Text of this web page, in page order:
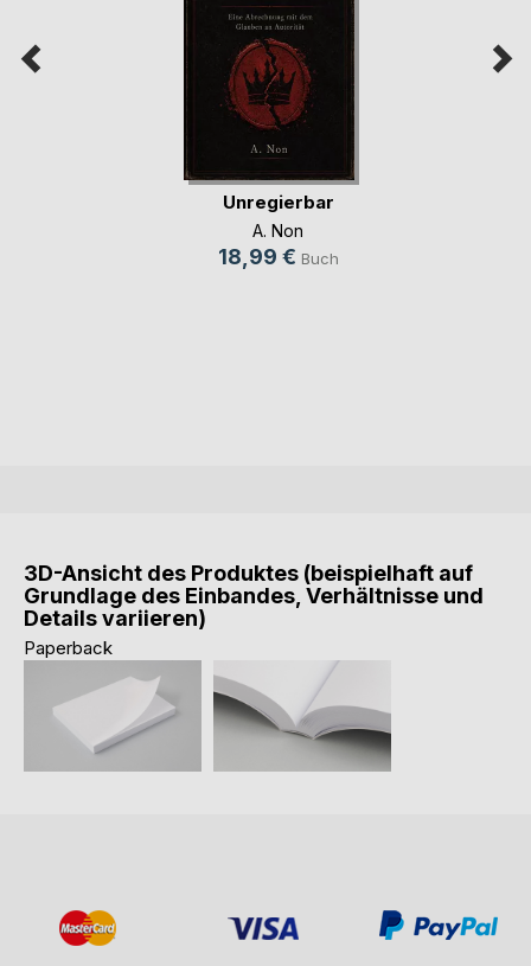
Unregierbar
A. Non
18,99 € Buch
3D-Ansicht des Produktes (beispielhaft auf
Grundlage des Einbandes, Verhältnisse und
Details variieren)
Paperback